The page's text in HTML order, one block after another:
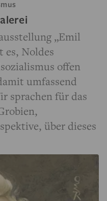
„Emil
es, Noldes
offen
umfassend
sprachen für das
über dieses